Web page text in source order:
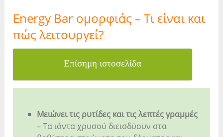
Energy Bar ομορφιάς – Τι είναι και
πώς λειτουργεί?
Επίσημη ιστοσελίδα
Μειώνει τις ρυτίδες και τις λεπτές γραμμές
– Τα ιόντα χρυσού διεισδύουν στα